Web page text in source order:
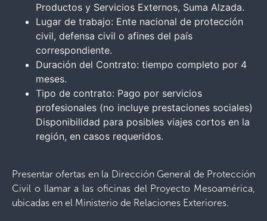
Productos y Servicios Externos, Suma Alzada.
Lugar de trabajo: Ente nacional de protección
civil, defensa civil o afines del país
correspondiente.
Duración del Contrato: tiempo completo por 4
meses.
Tipo de contrato: Pago por servicios
profesionales (no incluye prestaciones sociales)
Disponibilidad para posibles viajes cortos en la
región, en casos requeridos.
Presentar ofertas en la Dirección General de Protección
Civil o llamar a las oficinas del Proyecto Mesoamérica,
ubicadas en el Ministerio de Relaciones Exteriores.